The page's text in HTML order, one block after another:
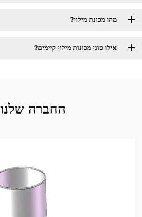
מהו מכונת מילוי?
אילו סוגי מכונות מילוי קיימים?​
החברה שלנו